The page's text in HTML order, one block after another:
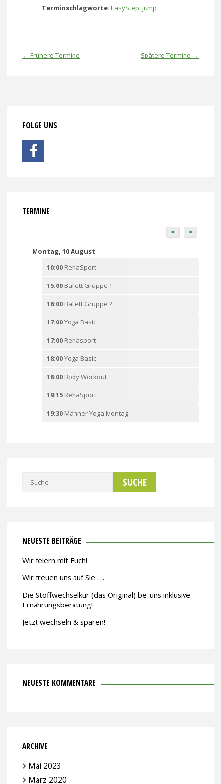
Terminschlagworte: EasyStep,Jump
Spätere Termine →
← Frühere Termine
FOLGE UNS
TERMINE
< >
Montag, 10 August
10:00 RehaSport
15:00 Ballett Gruppe 1
16:00 Ballett Gruppe 2
17:00Yoga Basic
17:00 Rehasport
18:00Yoga Basic
18:00 Body Workout
19:15 RehaSport
19:30 Männer Yoga Montag
Suche
NEUESTE BEITRÄGE
Wir feiern mit Euch!
Wir freuen uns auf Sie ….
Die Stoffwechselkur (das Original) bei uns inklusive
Ernährungsberatung!
Jetzt wechseln & sparen!
NEUESTE KOMMENTARE
ARCHIVE
Mai 2023
März 2020